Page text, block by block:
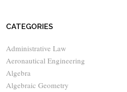
CATEGORIES
Administrative Law
Aeronautical Engineering
Algebra
Algebraic Geometry